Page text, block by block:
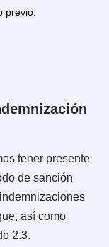
frente a los
con el fin de
inferior a 10
podrá
que